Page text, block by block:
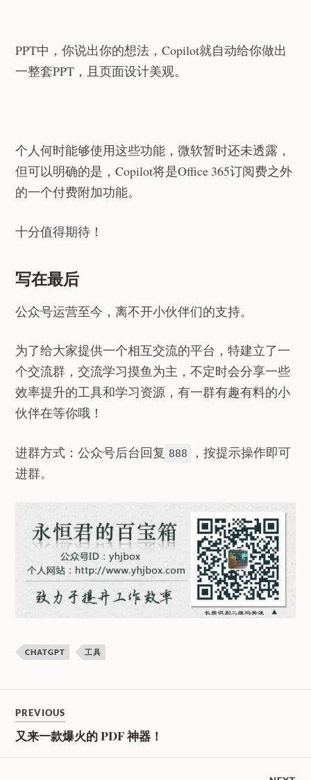
PPT中，你说出你的想法，Copilot就自动给你做出
一整套PPT，且页面设计美观。
个人何时能够使用这些功能，微软暂时还未透露，
但可以明确的是，Copilot将是Office 365订阅费之外
的一个付费附加功能。
十分值得期待！
写在最后
公众号运营至今，离不开小伙伴们的支持。
为了给大家提供一个相互交流的平台，特建立了一
个交流群，交流学习摸鱼为主，不定时会分享一些
效率提升的工具和学习资源，有一群有趣有料的小
伙伴在等你哦！
进群方式：公众号后台回复 888
，按提示操作即可
进群。
CHATGPT 工具
PREVIOUS
又来一款爆火的 PDF 神器！